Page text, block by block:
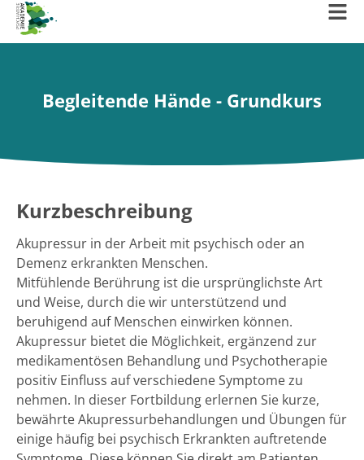
Begleitende Hände - Grundkurs
Kurzbeschreibung
Akupressur in der Arbeit mit psychisch oder an
Demenz erkrankten Menschen.
Mitfühlende Berührung ist die ursprünglichste Art
und Weise, durch die wir unterstützend und
beruhigend auf Menschen einwirken können.
Akupressur bietet die Möglichkeit, ergänzend zur
medikamentösen Behandlung und Psychotherapie
positiv Einfluss auf verschiedene Symptome zu
nehmen. In dieser Fortbildung erlernen Sie kurze,
bewährte Akupressurbehandlungen und Übungen für
einige häufig bei psychisch Erkrankten auftretende